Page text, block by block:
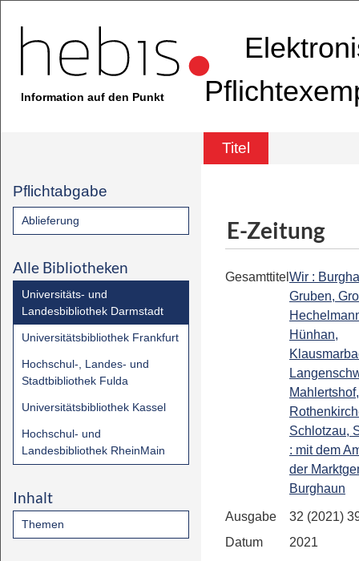
Information auf den Punkt
Titel
Pflichtabgabe
Ablieferung
Alle Bibliotheken
Universitäts- und
Landesbibliothek Darmstadt
Universitätsbibliothek Frankfurt
Hochschul-, Landes- und
Stadtbibliothek Fulda
Universitätsbibliothek Kassel
Hochschul- und
Landesbibliothek RheinMain
Inhalt
Themen
E-Zeitung
Gesamttitel Wir :
Gruben,
Hünhan,
Mahlertshof,
Schlotzau,
: mit dem
der
Burghaun
Ausgabe
32 (2021)
Datum
2021